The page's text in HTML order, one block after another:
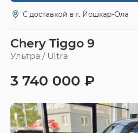
С доставкой в г. Йошкар-Ола
Chery Tiggo 9
Ультра / Ultra
3 740 000 ₽